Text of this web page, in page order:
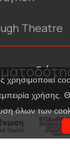
χρησιμοποιεί
χρήσης.
όλων των
Theatre